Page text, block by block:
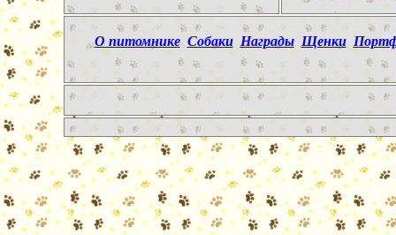
О питомнике Собаки Награды Щенки